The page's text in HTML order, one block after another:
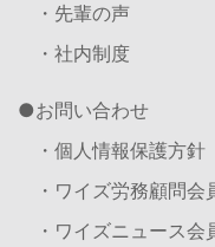
・先輩の声
・社内制度
お問い合わせ
・個人情報保護方針
・ワイズ労務顧問会
・ワイズニュース会